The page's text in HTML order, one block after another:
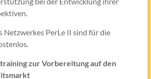
Netzwerkes PerLe II sind für die
zur Vorbereitung auf den